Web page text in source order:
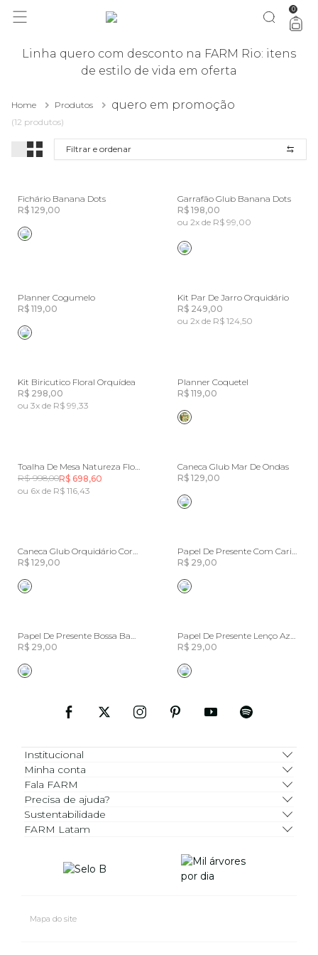
você merece 30% OFF pra comemorar com a gente aproveita! 0
Linha quero com desconto na FARM Rio: itens
de estilo de vida em oferta
Home Produtos quero em promoção
(12 produtos)
Filtrar e ordenar
Fichário Banana Dots
R$ 129,00
Garrafão Glub Banana Dots
R$ 198,00
ou 2x de R$ 99,00
Planner Cogumelo
R$ 119,00
Kit Par De Jarro Orquidário
R$ 249,00
ou 2x de R$ 124,50
Kit Biricutico Floral Orquídea
R$ 298,00
ou 3x de R$ 99,33
Planner Coquetel
R$ 119,00
Toalha De Mesa Natureza Floral
R$ 998,00R$ 698,60
ou 6x de R$ 116,43
Caneca Glub Mar De Ondas
R$ 129,00
Caneca Glub Orquidário Corrido
R$ 129,00
Papel De Presente Com Carinho
R$ 29,00
Papel De Presente Bossa Banana
R$ 29,00
Papel De Presente Lenço Azulejo
R$ 29,00
Institucional
Minha conta
Fala FARM
Precisa de ajuda?
Sustentabilidade
FARM Latam
Mapa do site